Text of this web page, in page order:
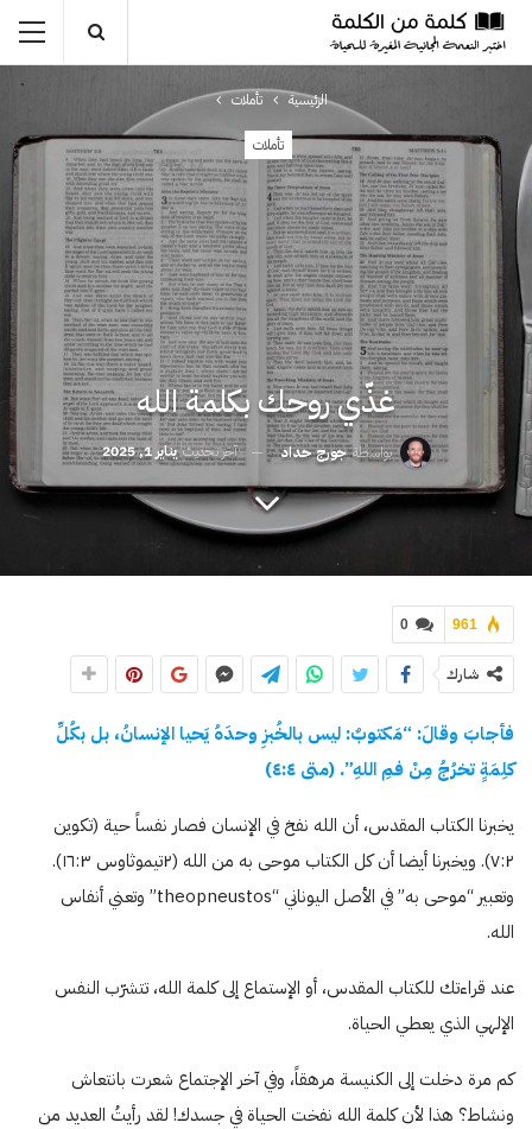
الرئيسية تأملات
تأملات
غذّي روحك بكلمة الله
بواسطةجورج حداد آخر تحديثيناير 1, 2025
0 961
شارك
فأجابَ وقالَ: “مَكتوبٌ: ليس بالخُبزِ وحدَهُ يَحيا الإنسانُ، بل بكُلِّ
كلِمَةٍ تخرُجُ مِنْ فمِ اللهِ”. (متى ٤:٤)
يخبرنا الكتاب المقدس، أن الله نفخ في الإنسان فصار نفساً حية (تكوين
٧:٢). ويخبرنا أيضا أن كل الكتاب موحى به من الله (٢تيموثاوس ١٦:٣).
وتعبير “موحى به” في الأصل اليوناني “theopneustos” وتعني أنفاس
الله.
عند قراءتك للكتاب المقدس، أو الإستماع إلى كلمة الله، تتشرّب النفس
الإلهي الذي يعطي الحياة.
كم مرة دخلت إلى الكنيسة مرهقاً، وفي آخر الإجتماع شعرت بانتعاش
ونشاط؟ هذا لأن كلمة الله نفخت الحياة في جسدك! لقد رأيتُ العديد من